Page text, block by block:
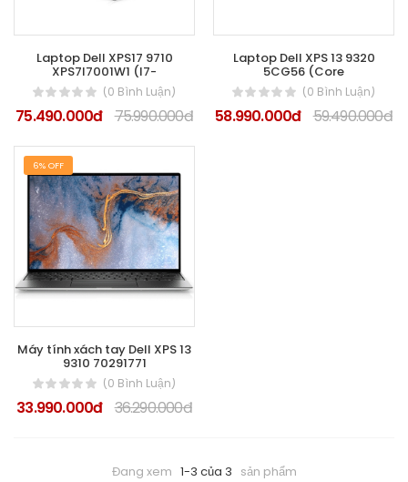
Laptop Dell XPS17 9710
XPS7I7001W1 (I7-
(0 Bình Luận)
75.490.000đ 75.990.000đ
Laptop Dell XPS 13 9320
5CG56 (Core
(0 Bình Luận)
58.990.000đ 59.490.000đ
6% OFF
Máy tính xách tay Dell XPS 13
9310 70291771
(0 Bình Luận)
33.990.000đ 36.290.000đ
Đang xem 1-3 của 3 sản phẩm